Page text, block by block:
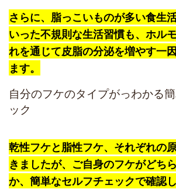
さらに、脂っこいものが多い食生
いった不規則な生活習慣も、ホル
れを通じて皮脂の分泌を増やす一
ます。
自分のフケのタイプがっわかる
ック
乾性フケと脂性フケ、それぞれの
きましたが、ご自身のフケがどち
か、簡単なセルフチェックで確認